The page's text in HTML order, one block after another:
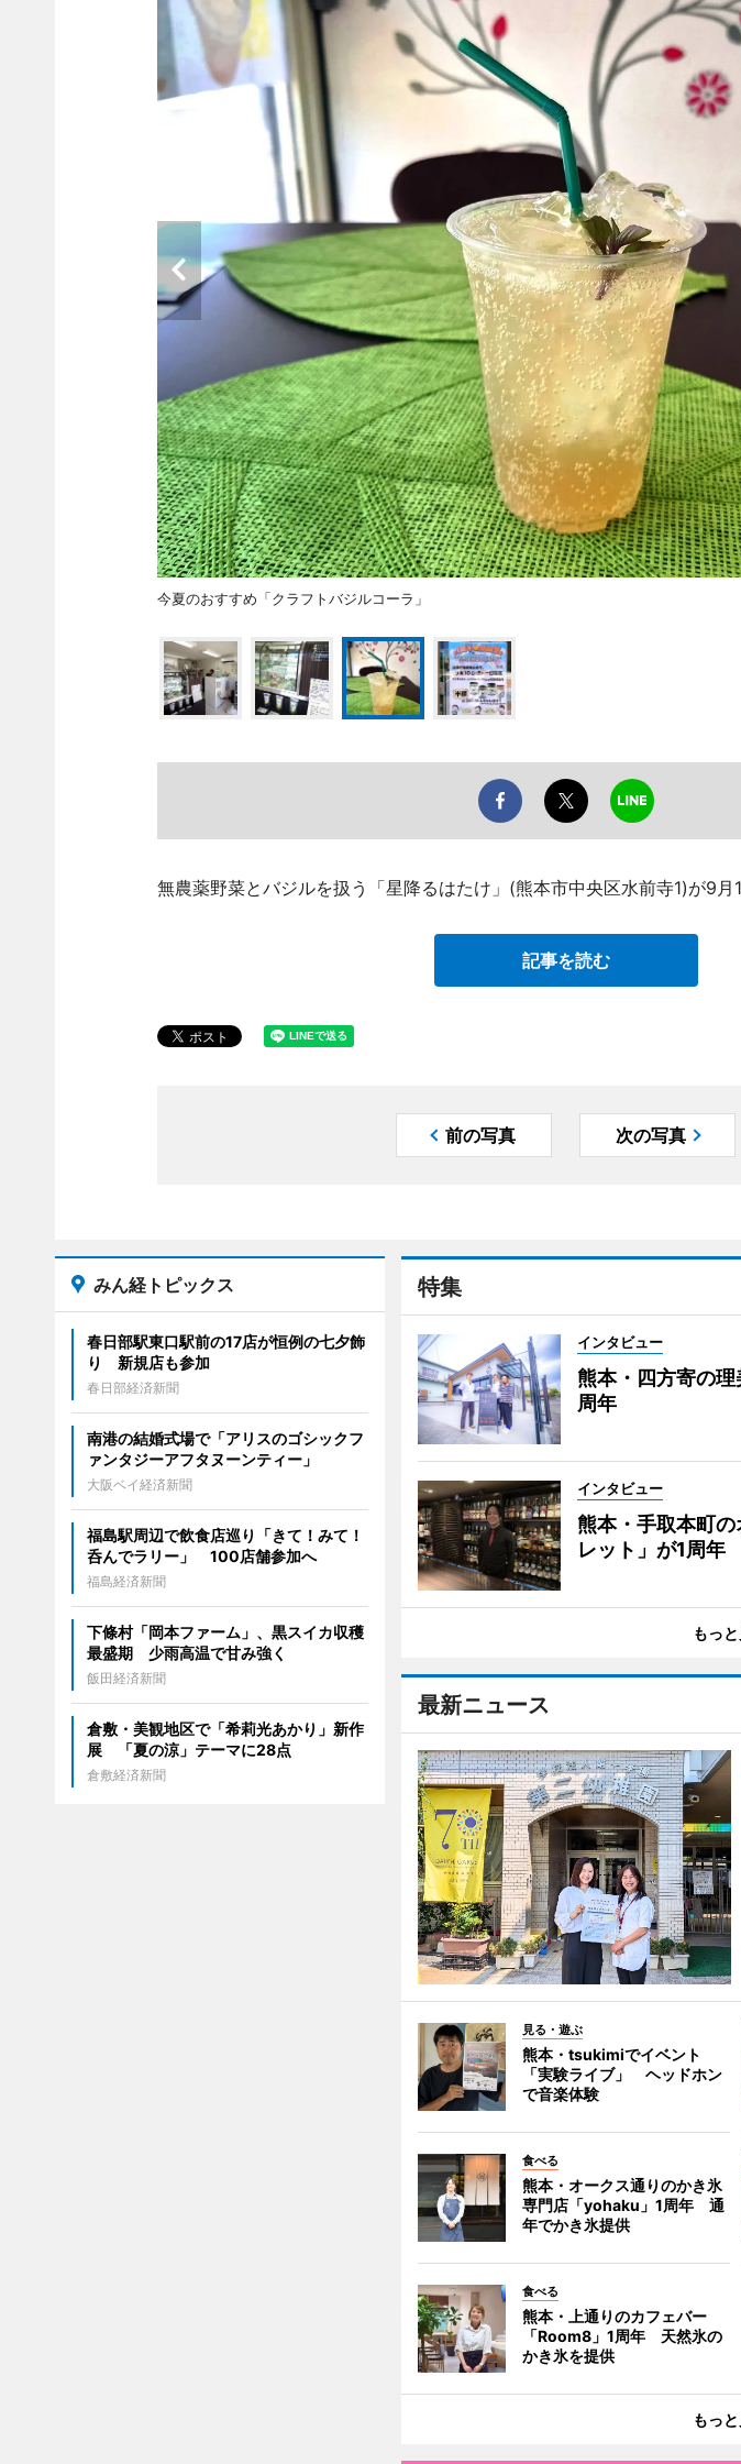
今夏のおすすめ「クラフトバジルコーラ」
無農薬野菜とバジルを扱う「星降るはたけ」(熊本市中央区水前寺1)が9月
記事を読む
前の写真 次の写真
特集
インタビュー
熊本・四方寄の
周年
インタビュー
熊本・手取本町
レット」が1周年
もっ
最新ニュース
見る・遊ぶ
熊本・tsukimiでイベント
「実験ライブ」 ヘッドホン
で音楽体験
食べる
熊本・オークス通りのかき氷
専門店「yohaku」1周年 通
年でかき氷提供
食べる
熊本・上通りのカフェバー
「Room8」1周年 天然氷の
かき氷を提供
もっ
みん経トピックス
春日部駅東口駅前の17店が恒例の七夕飾
り 新規店も参加
春日部経済新聞
南港の結婚式場で「アリスのゴシックフ
ァンタジーアフタヌーンティー」
大阪ベイ経済新聞
福島駅周辺で飲食店巡り「きて！みて！
呑んでラリー」 100店舗参加へ
福島経済新聞
下條村「岡本ファーム」、黒スイカ収穫
最盛期 少雨高温で甘み強く
飯田経済新聞
倉敷・美観地区で「希莉光あかり」新作
展 「夏の涼」テーマに28点
倉敷経済新聞